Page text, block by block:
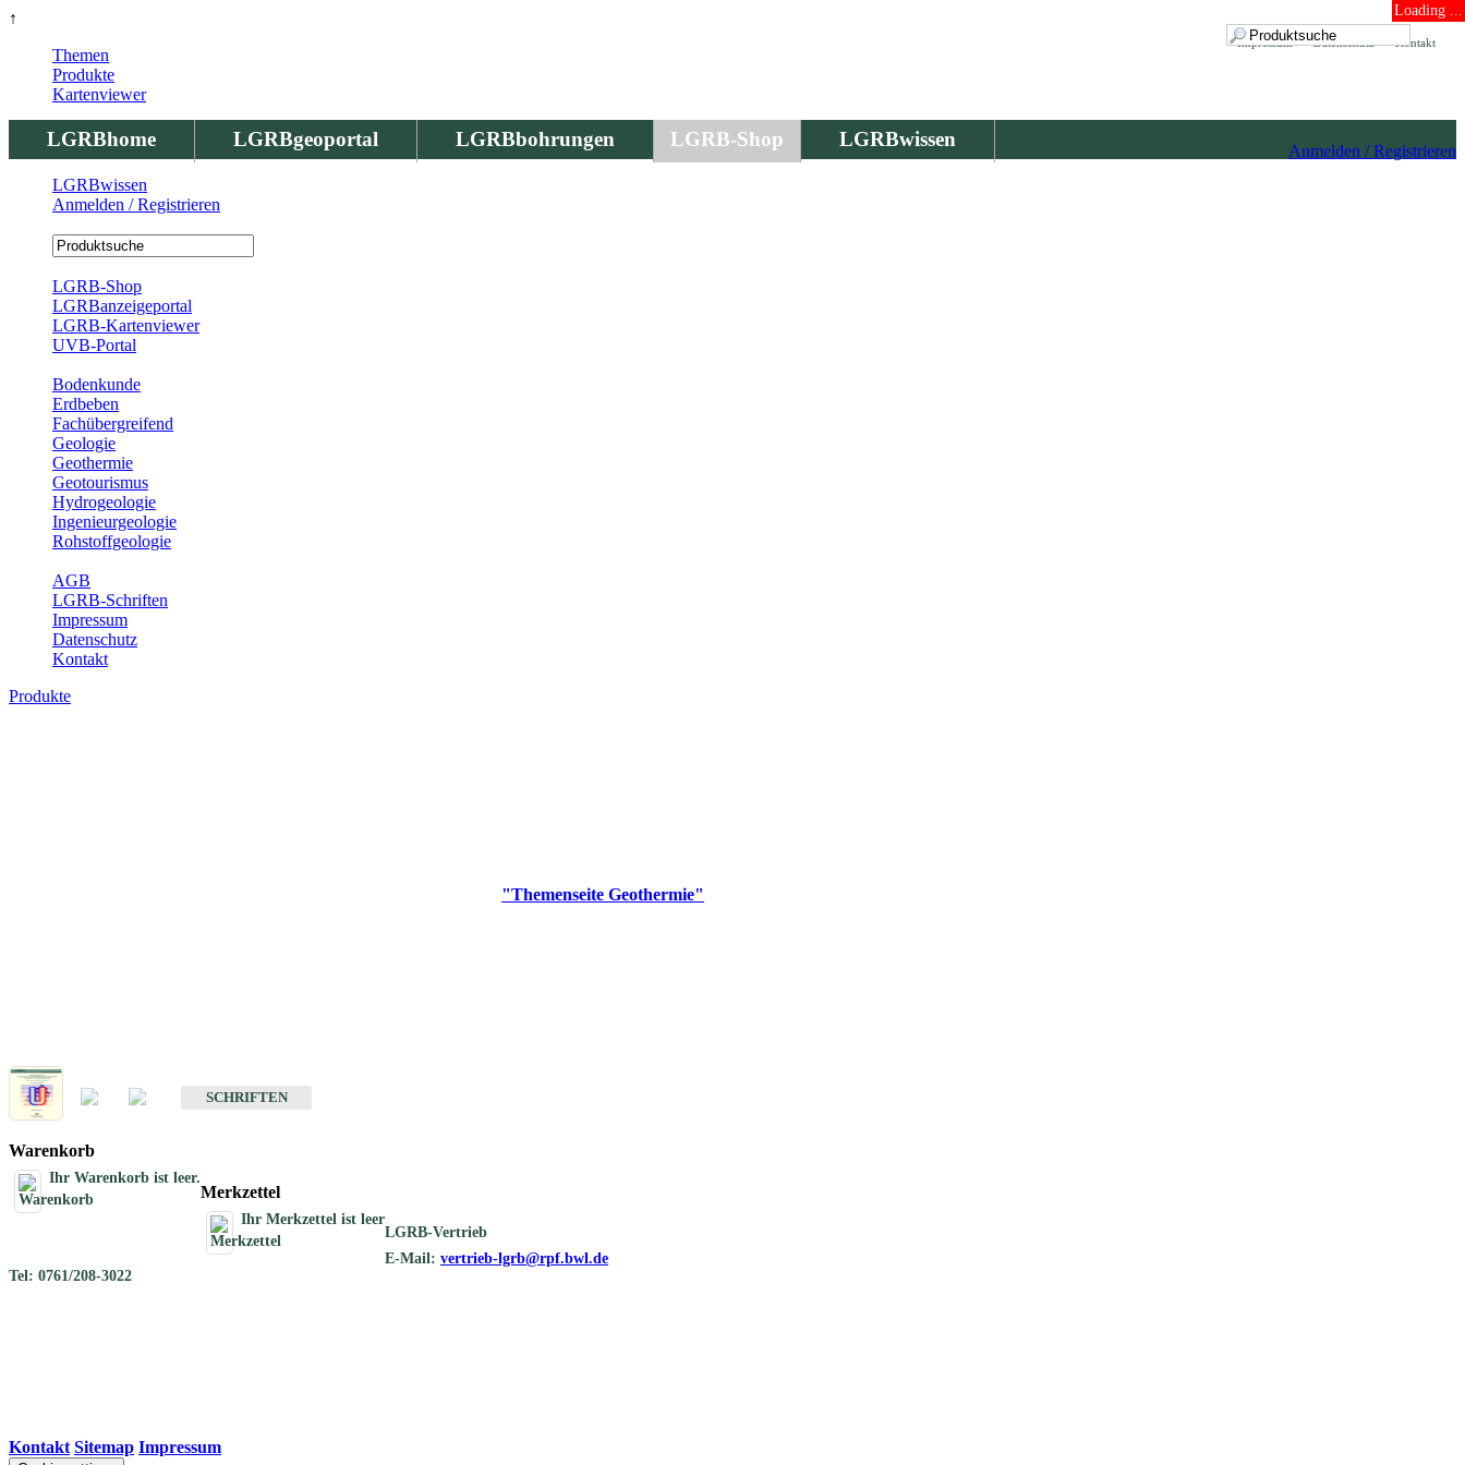
↑ Loading ...
Kontakt
Datenschutz
Impressum
LGRBhome LGRBgeoportal LGRBbohrungen LGRB-Shop LGRBwissen
Anmelden / Registrieren
Themen
Produkte
Kartenviewer
LGRBwissen
Anmelden / Registrieren
LGRB-Shop
LGRBanzeigeportal
LGRB-Kartenviewer
UVB-Portal
Bodenkunde
Erdbeben
Fachübergreifend
Geologie
Geothermie
Geotourismus
Hydrogeologie
Ingenieurgeologie
Rohstoffgeologie
AGB
LGRB-Schriften
Impressum
Datenschutz
Kontakt
Produkte
"Themenseite Geothermie"
SCHRIFTEN
Warenkorb
Ihr Warenkorb ist leer.
Merkzettel
Ihr Merkzettel ist leer
LGRB-Vertrieb
E-Mail: vertrieb-lgrb@rpf.bwl.de
Tel: 0761/208-3022
Kontakt Sitemap Impressum